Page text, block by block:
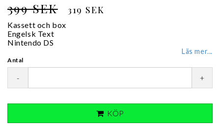
399 SEK 319 SEK
Kassett och box
Engelsk Text
Nintendo DS
Läs mer...
Antal
- +
KÖP